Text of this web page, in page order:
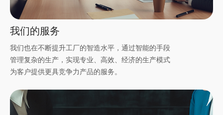
我们的服务
我们也在不断提升工厂的智造水平，通过智能的手段
管理复杂的生产，实现专业、高效、经济的生产模式
为客户提供更具竞争力产品的服务。